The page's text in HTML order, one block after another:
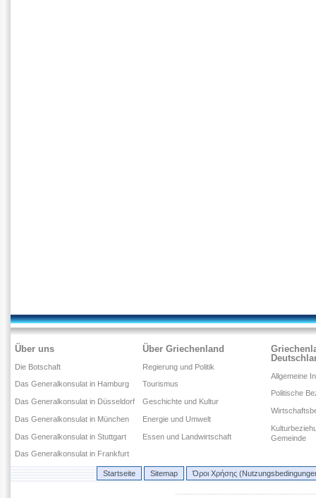
Über uns
Die Botschaft
Das Generalkonsulat in Hamburg
Das Generalkonsulat in Düsseldorf
Das Generalkonsulat in München
Das Generalkonsulat in Stuttgart
Das Generalkonsulat in Frankfurt
Über Griechenland
Regierung und Politik
Tourismus
Geschichte und Kultur
Energie und Umwelt
Essen und Landwirtschaft
Allgemeine
Politische
Gemeinde
Startseite Sitemap Όροι Χρήσης